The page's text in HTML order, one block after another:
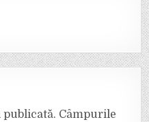
publicată. Câmpurile